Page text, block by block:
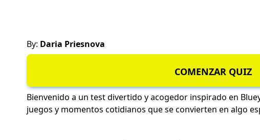
By: Daria Priesnova
COMENZAR QUIZ
Bienvenido a un test divertido y acogedor inspirado en
juegos y momentos cotidianos que se convierten en algo